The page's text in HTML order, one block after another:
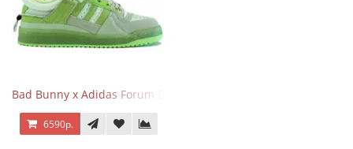
Bad Bunny x Adidas Forum Buckle Low Fluorescent Green
6590р.